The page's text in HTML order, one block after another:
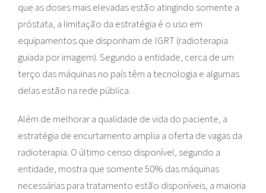
que as doses mais elevadas estão atingindo somente a
próstata, a limitação da estratégia é o uso em
equipamentos que disponham de IGRT (radioterapia
guiada por imagem). Segundo a entidade, cerca de um
terço das máquinas no país têm a tecnologia e algumas
delas estão na rede pública.
Além de melhorar a qualidade de vida do paciente, a
estratégia de encurtamento amplia a oferta de vagas da
radioterapia. O último censo disponível, segundo a
entidade, mostra que somente 50% das máquinas
necessárias para tratamento estão disponíveis, a maioria